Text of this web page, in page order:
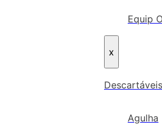
Equip
x
Descartáveis
Agulha